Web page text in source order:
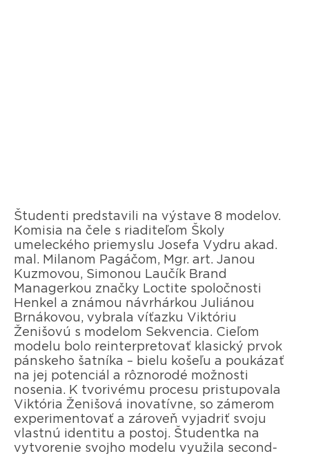
Študenti predstavili na výstave 8 modelov.
Komisia na čele s riaditeľom Školy
umeleckého priemyslu Josefa Vydru akad.
mal. Milanom Pagáčom, Mgr. art. Janou
Kuzmovou, Simonou Laučík Brand
Managerkou značky Loctite spoločnosti
Henkel a známou návrhárkou Juliánou
Brnákovou, vybrala víťazku Viktóriu
Ženišovú s modelom Sekvencia. Cieľom
modelu bolo reinterpretovať klasický prvok
pánskeho šatníka – bielu košeľu a poukázať
na jej potenciál a rôznorodé možnosti
nosenia. K tvorivému procesu pristupovala
Viktória Ženišová inovatívne, so zámerom
experimentovať a zároveň vyjadriť svoju
vlastnú identitu a postoj. Študentka na
vytvorenie svojho modelu využila second-